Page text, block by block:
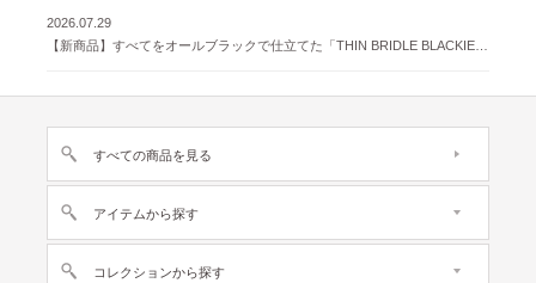
2026.07.29
すべての商品を見る
アイテムから探す
コレクションから探す